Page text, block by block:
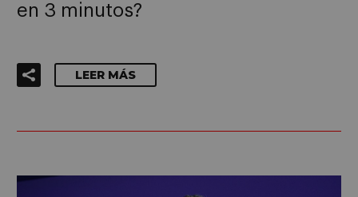
en 3 minutos?
LEER MÁS